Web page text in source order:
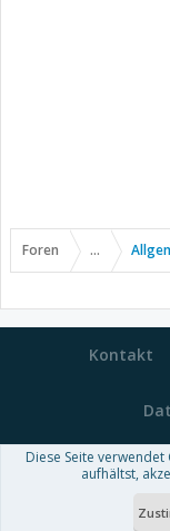
Foren ...
Kontakt
Forum
Diese Seite
aufhältst,